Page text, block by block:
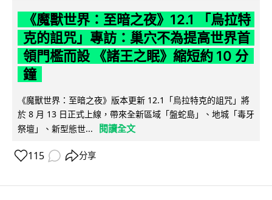
《魔獸世界：至暗之夜》12.1 「烏拉特
克的詛咒」專訪：巢穴不為提高世界首
領門檻而設 《諸王之眠》縮短約 10 分
鐘
《魔獸世界：至暗之夜》版本更新 12.1「烏拉特克的詛咒」將
於 8 月 13 日正式上線，帶來全新區域「盤蛇島」、地城「毒牙
祭壇」、新型態世...
閱讀全文
115 分享